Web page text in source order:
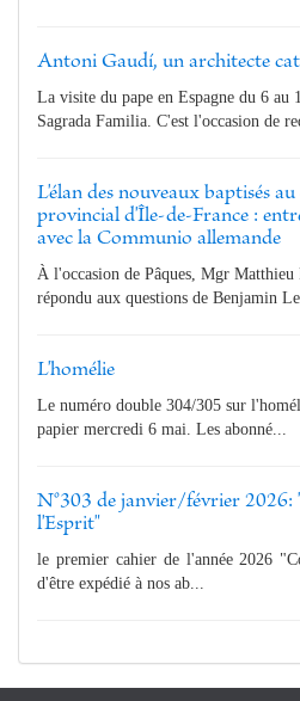
Antoni Gaudí, un architecte
La visite du pape en Espagne du 6
Sagrada Familia. C'est l'occasion de
L'élan des nouveaux baptisés
provincial d'Île-de-France :
avec la Communio allemande
À l'occasion de Pâques, Mgr Matthieu
répondu aux questions de Benjamin
L'homélie
Le numéro double 304/305 sur
papier mercredi 6 mai. Les abonné...
N°303 de janvier/février 2026:
l'Esprit"
le premier cahier de l'année 2026
d'être expédié à nos ab...